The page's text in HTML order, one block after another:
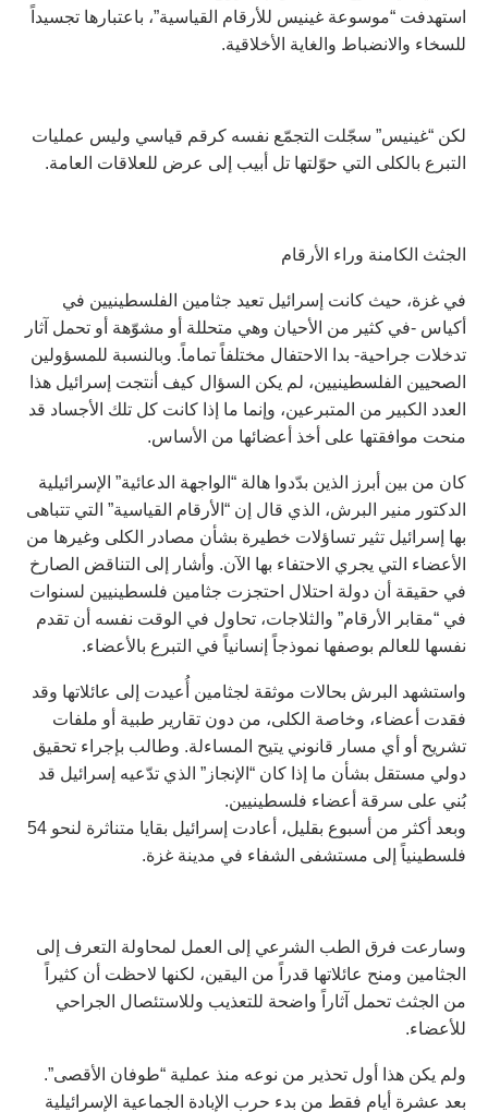
استهدفت “موسوعة غينيس للأرقام القياسية”، باعتبارها تجسيداً
للسخاء والانضباط والغاية الأخلاقية.
لكن “غينيس” سجّلت التجمّع نفسه كرقم قياسي وليس عمليات
التبرع بالكلى التي حوّلتها تل أبيب إلى عرض للعلاقات العامة.
الجثث الكامنة وراء الأرقام
في غزة، حيث كانت إسرائيل تعيد جثامين الفلسطينيين في
أكياس -في كثير من الأحيان وهي متحللة أو مشوّهة أو تحمل آثار
تدخلات جراحية- بدا الاحتفال مختلفاً تماماً. وبالنسبة للمسؤولين
الصحيين الفلسطينيين، لم يكن السؤال كيف أنتجت إسرائيل هذا
العدد الكبير من المتبرعين، وإنما ما إذا كانت كل تلك الأجساد قد
منحت موافقتها على أخذ أعضائها من الأساس.
كان من بين أبرز الذين بدّدوا هالة “الواجهة الدعائية” الإسرائيلية
الدكتور منير البرش، الذي قال إن “الأرقام القياسية” التي تتباهى
بها إسرائيل تثير تساؤلات خطيرة بشأن مصادر الكلى وغيرها من
الأعضاء التي يجري الاحتفاء بها الآن. وأشار إلى التناقض الصارخ
في حقيقة أن دولة احتلال احتجزت جثامين فلسطينيين لسنوات
في “مقابر الأرقام” والثلاجات، تحاول في الوقت نفسه أن تقدم
نفسها للعالم بوصفها نموذجاً إنسانياً في التبرع بالأعضاء.
واستشهد البرش بحالات موثقة لجثامين أُعيدت إلى عائلاتها وقد
فقدت أعضاء، وخاصة الكلى، من دون تقارير طبية أو ملفات
تشريح أو أي مسار قانوني يتيح المساءلة. وطالب بإجراء تحقيق
دولي مستقل بشأن ما إذا كان “الإنجاز” الذي تدّعيه إسرائيل قد
بُني على سرقة أعضاء فلسطينيين.
وبعد أكثر من أسبوع بقليل، أعادت إسرائيل بقايا متناثرة لنحو 54
فلسطينياً إلى مستشفى الشفاء في مدينة غزة.
وسارعت فرق الطب الشرعي إلى العمل لمحاولة التعرف إلى
الجثامين ومنح عائلاتها قدراً من اليقين، لكنها لاحظت أن كثيراً
من الجثث تحمل آثاراً واضحة للتعذيب وللاستئصال الجراحي
للأعضاء.
ولم يكن هذا أول تحذير من نوعه منذ عملية “طوفان الأقصى”.
بعد عشرة أيام فقط من بدء حرب الإبادة الجماعية الإسرائيلية